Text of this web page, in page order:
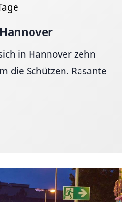
in Hannover zehn
die Schützen. Rasante